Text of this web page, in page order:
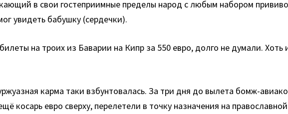
в свои гостеприимные пределы народ с любым набором
увидеть бабушку (сердечки).
на троих из Баварии на Кипр за 550 евро, долго не думали.
карма таки взбунтовалась. За три дня до вылета бомж-
косарь евро сверху, перелетели в точку назначения на